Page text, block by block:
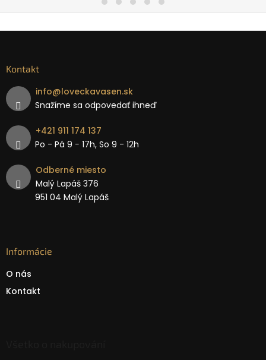
Kontakt
info@loveckavasen.sk
Snažíme sa odpovedať ihneď
+421 911 174 137
Po - Pá 9 − 17h, So 9 - 12h
Odberné miesto
Malý Lapáš 376
951 04 Malý Lapáš
Informácie
O nás
Kontakt